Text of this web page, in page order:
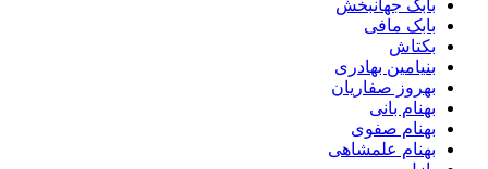
بابک جهانبخش
بابک مافی
بکتاش
بنیامین بهادری
بهروز صفاریان
بهنام بانی
بهنام صفوی
بهنام علمشاهی